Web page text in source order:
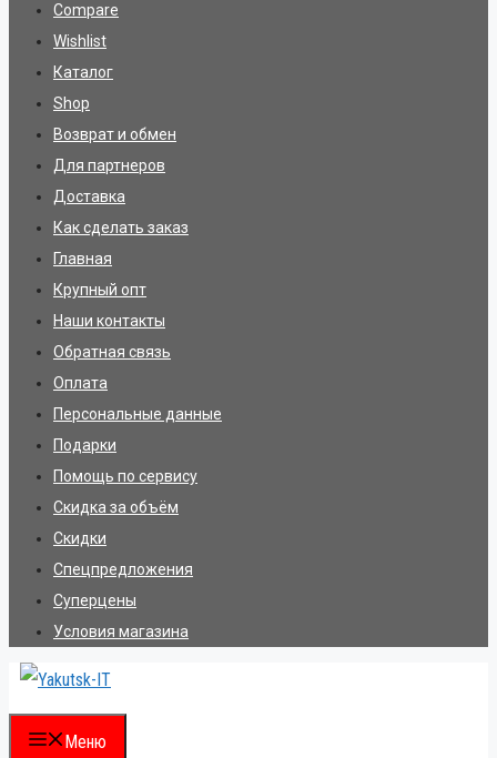
Compare
Wishlist
Каталог
Shop
Возврат и обмен
Для партнеров
Доставка
Как сделать заказ
Главная
Крупный опт
Наши контакты
Обратная связь
Оплата
Персональные данные
Подарки
Помощь по сервису
Скидка за объём
Скидки
Спецпредложения
Суперцены
Условия магазина
Меню